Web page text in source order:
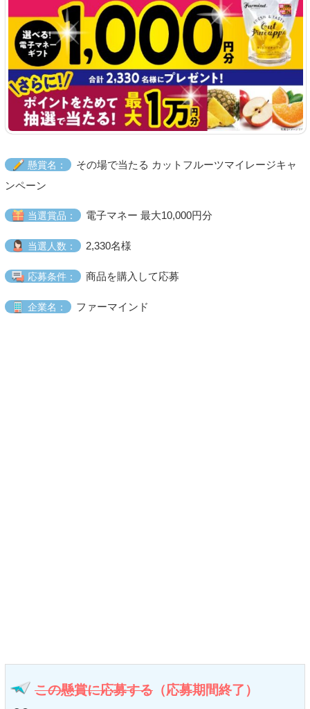
懸賞名：
その場で当たる カットフルーツマイレージキャ
ンペーン
当選賞品： 電子マネー 最大10,000円分
当選人数： 2,330名様
応募条件： 商品を購入して応募
企業名： ファーマインド
この懸賞に応募する （応募期間終了）